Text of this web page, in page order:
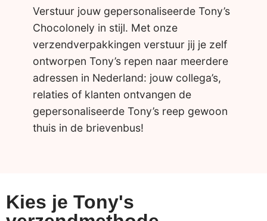
Verstuur jouw gepersonaliseerde Tony’s
Chocolonely in stijl. Met onze
verzendverpakkingen verstuur jij je zelf
ontworpen Tony’s repen naar meerdere
adressen in Nederland: jouw collega’s,
relaties of klanten ontvangen de
gepersonaliseerde Tony’s reep gewoon
thuis in de brievenbus!
Kies je Tony's